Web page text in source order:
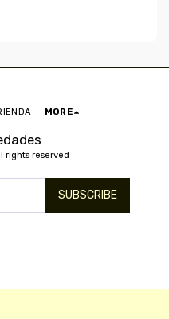
rights reserved
MORE
SUBSCRIBE